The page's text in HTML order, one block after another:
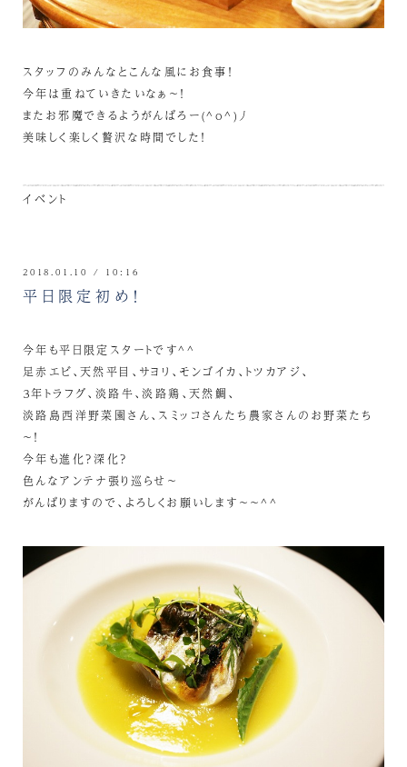
スタッフのみんなとこんな風にお食事！
今年は重ねていきたいなぁ～！
またお邪魔できるようがんばろー(^o^)丿
美味しく楽しく贅沢な時間でした！
イベント
2018.01.10 / 10:16
平日限定初め！
今年も平日限定スタートです^^
足赤エビ、天然平目、サヨリ、モンゴイカ、トツカアジ、
３年トラフグ、淡路牛、淡路鶏、天然鯛、
淡路島西洋野菜園さん、スミッコさんたち農家さんのお野菜たち
～！
今年も進化？深化？
色んなアンテナ張り巡らせ～
がんばりますので、よろしくお願いします～～^^